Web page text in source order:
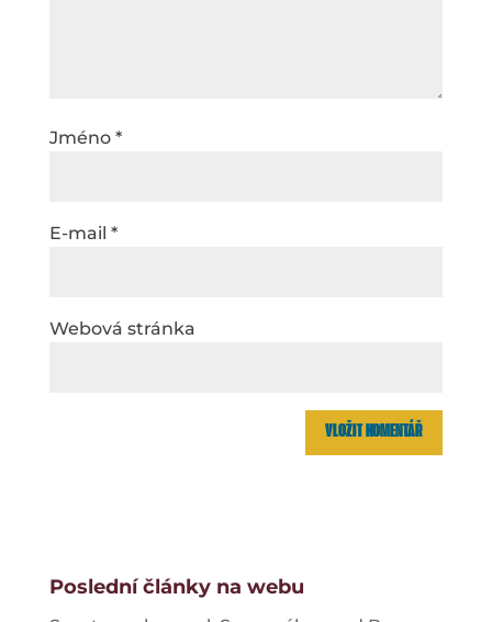
Jméno *
E-mail *
Webová stránka
Poslední články na webu